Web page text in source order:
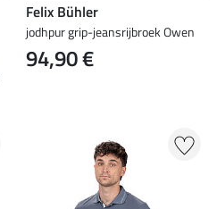
Felix Bühler
jodhpur grip-jeansrijbroek Owen
94,90 €